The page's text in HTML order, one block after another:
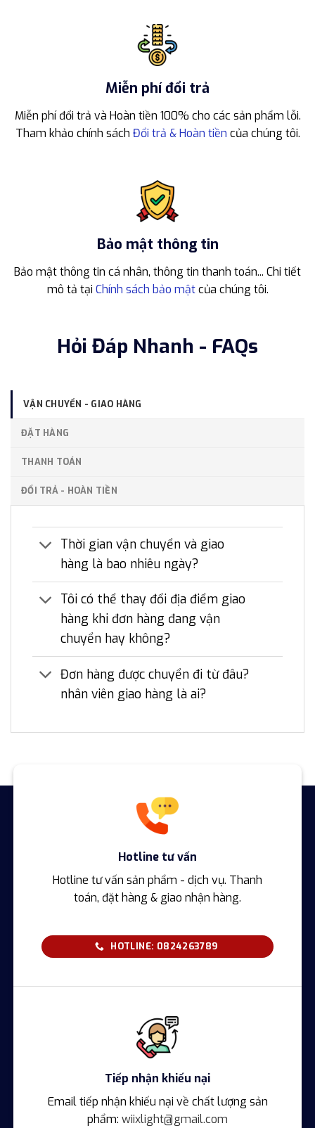
Miễn phí đổi trả
Miễn phí đổi trả và Hoàn tiền 100% cho các sản phẩm lỗi.
Tham khảo chính sách Đổi trả & Hoàn tiền của chúng tôi.
Bảo mật thông tin
Bảo mật thông tin cá nhân, thông tin thanh toán... Chi tiết
mô tả tại Chính sách bảo mậtcủa chúng tôi.
Hỏi Đáp Nhanh - FAQs
VẬN CHUYỂN - GIAO HÀNG
ĐẶT HÀNG
THANH TOÁN
ĐỔI TRẢ - HOÀN TIỀN
Thời gian vận chuyển và giao
hàng là bao nhiêu ngày?
Tôi có thể thay đổi địa điểm giao
hàng khi đơn hàng đang vận
chuyển hay không?
Đơn hàng được chuyển đi từ đâu?
nhân viên giao hàng là ai?
Hotline tư vấn
Hotline tư vấn sản phẩm - dịch vụ. Thanh
toán, đặt hàng & giao nhận hàng.
HOTLINE: 0824263789
Tiếp nhận khiếu nại
Email tiếp nhận khiếu nại về chất lượng sản
phẩm: wiixlight@gmail.com